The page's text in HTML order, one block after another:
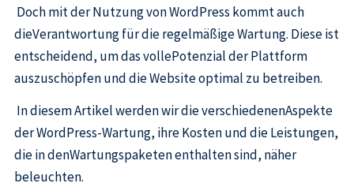
Doch mit der Nutzung von WordPress kommt auch
dieVerantwortung für die regelmäßige Wartung. Diese ist
entscheidend, um das vollePotenzial der Plattform
auszuschöpfen und die Website optimal zu betreiben.
In diesem Artikel werden wir die verschiedenenAspekte
der WordPress-Wartung, ihre Kosten und die Leistungen,
die in denWartungspaketen enthalten sind, näher
beleuchten.